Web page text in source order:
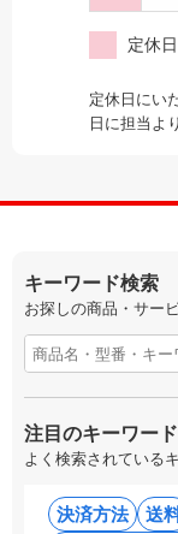
定休日
定休日にい
日に担当よ
キーワード検索
お探しの商品・サー
注目のキーワード
よく検索されている
決済方法 送